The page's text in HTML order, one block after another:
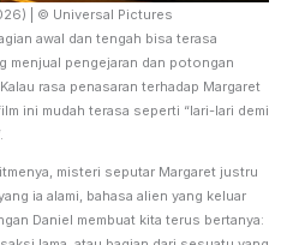
| © Universal Pictures
awal dan tengah bisa terasa
menjual pengejaran dan potongan
rasa penasaran terhadap Margaret
ini mudah terasa seperti “lari-lari demi
misteri seputar Margaret justru
ia alami, bahasa alien yang keluar
Daniel membuat kita terus bertanya: